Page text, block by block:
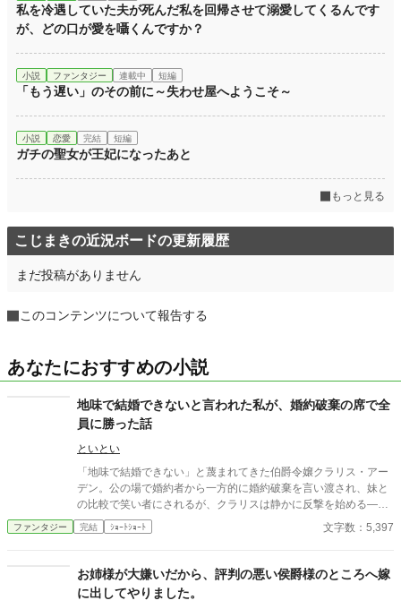
私を冷遇していた夫が死んだ私を回帰させて溺愛してくるんです
が、どの口が愛を囁くんですか？
小説 ファンタジー 連載中 短編
「もう遅い」のその前に～失わせ屋へようこそ～
小説 恋愛 完結 短編
ガチの聖女が王妃になったあと
もっと見る
こじまきの近況ボードの更新履歴
まだ投稿がありません
このコンテンツについて報告する
あなたにおすすめの小説
地味で結婚できないと言われた私が、婚約破棄の席で全
員に勝った話
といとい
「地味で結婚できない」と蔑まれてきた伯爵令嬢クラリス・アー
デン。公の場で婚約者から一方的に婚約破棄を言い渡され、妹と
の比較で笑い者にされるが、クラリスは静かに反撃を始める―
―。周到に集めた証拠と知略を武器に、貴族社会の表と裏を暴
き、見下してきた者たちを鮮やかに逆転。冷静さと気品で場を支
ファンタジー 完結 ｼｮｰﾄｼｮｰﾄ 文字数：5,397
お姉様が大嫌いだから、評判の悪い侯爵様のところへ嫁
に出してやりました。